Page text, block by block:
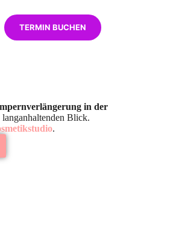
TERMIN BUCHEN
in der
Blick.
.